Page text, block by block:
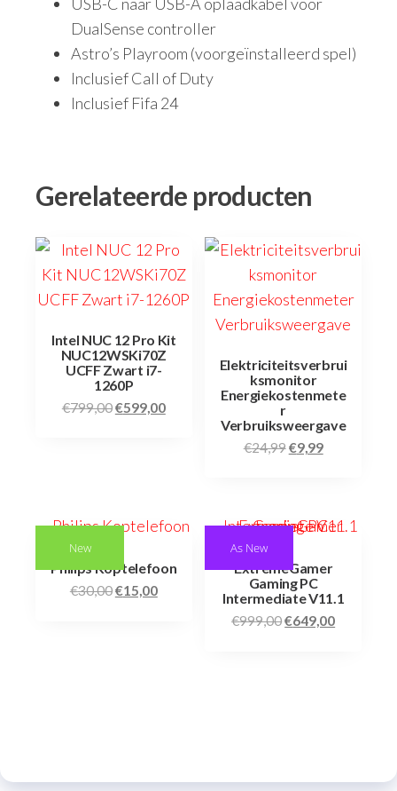
DualSense controller
Astro’s Playroom (voorgeïnstalleerd spel)
Inclusief Call of Duty
Inclusief Fifa 24
Gerelateerde producten
Intel NUC 12 Pro Kit
NUC12WSKi70Z
UCFF Zwart i7-
1260P
€799,00€599,00
Elektriciteitsverbrui
ksmonitor
Energiekostenmete
r
Verbruiksweergave
€24,99€9,99
New
Philips Koptelefoon
€30,00€15,00
As New
ExtremeGamer
Gaming PC
Intermediate V11.1
€999,00€649,00